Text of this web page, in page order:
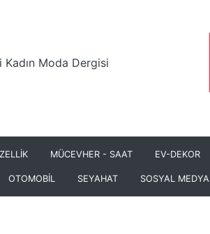
Kadın Moda Dergisi
MÜCEVHER - SAAT EV-DEKOR
OTOMOBİL SEYAHAT SOSYAL MEDYA